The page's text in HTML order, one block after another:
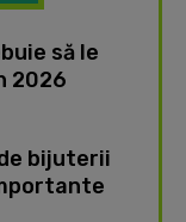
să le
2026
bijuterii